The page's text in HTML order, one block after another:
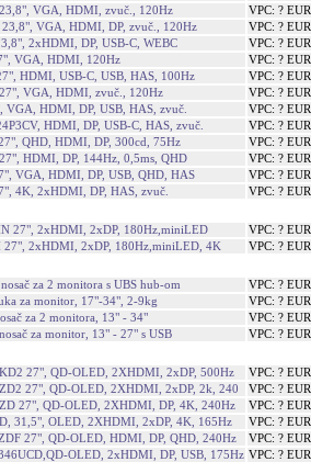
VGA, HDMI, zvuč., 120Hz
VPC: ? EUR
23,8", VGA, HDMI, DP, zvuč., 120Hz
VPC: ? EUR
2xHDMI, DP, USB-C, WEBC
VPC: ? EUR
VGA, HDMI, 120Hz
VPC: ? EUR
HDMI, USB-C, USB, HAS, 100Hz
VPC: ? EUR
VGA, HDMI, zvuč., 120Hz
VPC: ? EUR
VGA, HDMI, DP, USB, HAS, zvuč.
VPC: ? EUR
HDMI, DP, USB-C, HAS, zvuč.
VPC: ? EUR
QHD, HDMI, DP, 300cd, 75Hz
VPC: ? EUR
HDMI, DP, 144Hz, 0,5ms, QHD
VPC: ? EUR
VGA, HDMI, DP, USB, QHD, HAS
VPC: ? EUR
4K, 2xHDMI, DP, HAS, zvuč.
VPC: ? EUR
27", 2xHDMI, 2xDP, 180Hz,miniLED
VPC: ? EUR
27", 2xHDMI, 2xDP, 180Hz,miniLED, 4K
VPC: ? EUR
za 2 monitora s UBS hub-om
VPC: ? EUR
za monitor, 17"-34", 2-9kg
VPC: ? EUR
za 2 monitora, 13" - 34"
VPC: ? EUR
za monitor, 13" - 27" s USB
VPC: ? EUR
27", QD-OLED, 2XHDMI, 2xDP, 500Hz
VPC: ? EUR
27", QD-OLED, 2XHDMI, 2xDP, 2k, 240
VPC: ? EUR
27", QD-OLED, 2XHDMI, DP, 4K, 240Hz
VPC: ? EUR
31,5", OLED, 2XHDMI, 2xDP, 4K, 165Hz
VPC: ? EUR
27", QD-OLED, HDMI, DP, QHD, 240Hz
VPC: ? EUR
OLED, 2xHDMI, DP, USB, 175Hz VPC: ? EUR